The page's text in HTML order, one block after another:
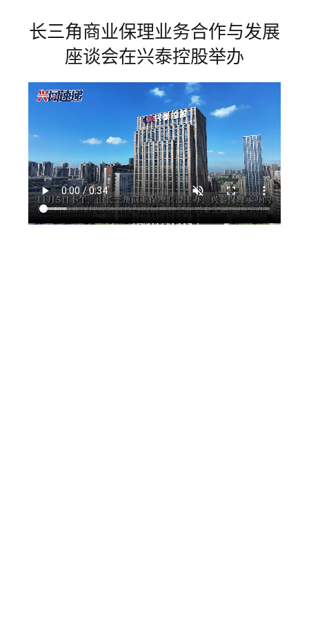
长三角商业保理业务合作与发展
座谈会在兴泰控股举办